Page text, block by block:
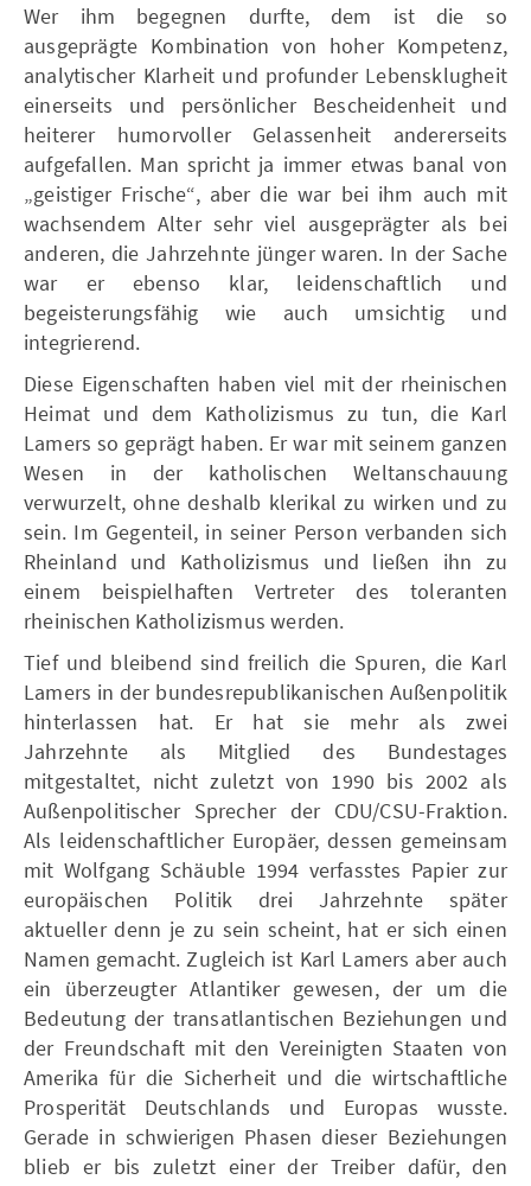
Wer ihm begegnen durfte, dem ist die so
ausgeprägte Kombination von hoher Kompetenz,
analytischer Klarheit und profunder Lebensklugheit
einerseits und persönlicher Bescheidenheit und
heiterer humorvoller Gelassenheit andererseits
aufgefallen. Man spricht ja immer etwas banal von
„geistiger Frische“, aber die war bei ihm auch mit
wachsendem Alter sehr viel ausgeprägter als bei
anderen, die Jahrzehnte jünger waren. In der Sache
war er ebenso klar, leidenschaftlich und
begeisterungsfähig wie auch umsichtig und
integrierend.
Diese Eigenschaften haben viel mit der rheinischen
Heimat und dem Katholizismus zu tun, die Karl
Lamers so geprägt haben. Er war mit seinem ganzen
Wesen in der katholischen Weltanschauung
verwurzelt, ohne deshalb klerikal zu wirken und zu
sein. Im Gegenteil, in seiner Person verbanden sich
Rheinland und Katholizismus und ließen ihn zu
einem beispielhaften Vertreter des toleranten
rheinischen Katholizismus werden.
Tief und bleibend sind freilich die Spuren, die Karl
Lamers in der bundesrepublikanischen Außenpolitik
hinterlassen hat. Er hat sie mehr als zwei
Jahrzehnte als Mitglied des Bundestages
mitgestaltet, nicht zuletzt von 1990 bis 2002 als
Außenpolitischer Sprecher der CDU/CSU-Fraktion.
Als leidenschaftlicher Europäer, dessen gemeinsam
mit Wolfgang Schäuble 1994 verfasstes Papier zur
europäischen Politik drei Jahrzehnte später
aktueller denn je zu sein scheint, hat er sich einen
Namen gemacht. Zugleich ist Karl Lamers aber auch
ein überzeugter Atlantiker gewesen, der um die
Bedeutung der transatlantischen Beziehungen und
der Freundschaft mit den Vereinigten Staaten von
Amerika für die Sicherheit und die wirtschaftliche
Prosperität Deutschlands und Europas wusste.
Gerade in schwierigen Phasen dieser Beziehungen
blieb er bis zuletzt einer der Treiber dafür, den